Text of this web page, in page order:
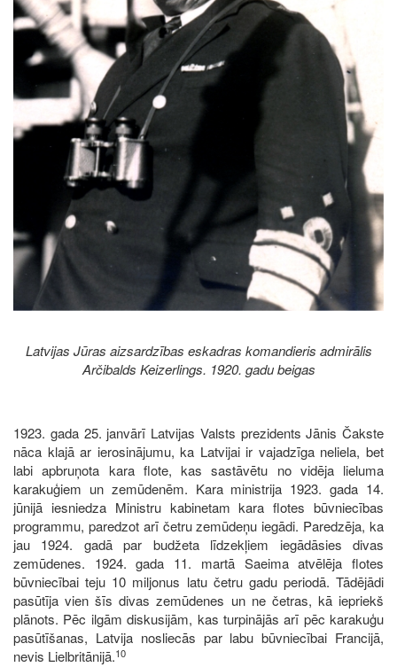
Latvijas Jūras aizsardzības eskadras komandieris admirālis
Arčibalds Keizerlings. 1920. gadu beigas
1923. gada 25. janvārī Latvijas Valsts prezidents Jānis Čakste
nāca klajā ar ierosinājumu, ka Latvijai ir vajadzīga neliela, bet
labi apbruņota kara flote, kas sastāvētu no vidēja lieluma
karakuģiem un zemūdenēm. Kara ministrija 1923. gada 14.
jūnijā iesniedza Ministru kabinetam kara flotes būvniecības
programmu, paredzot arī četru zemūdeņu iegādi. Paredzēja, ka
jau 1924. gadā par budžeta līdzekļiem iegādāsies divas
zemūdenes. 1924. gada 11. martā Saeima atvēlēja flotes
būvniecībai teju 10 miljonus latu četru gadu periodā. Tādējādi
pasūtīja vien šīs divas zemūdenes un ne četras, kā iepriekš
plānots. Pēc ilgām diskusijām, kas turpinājās arī pēc karakuģu
pasūtīšanas, Latvija nosliecās par labu būvniecībai Francijā,
nevis Lielbritānijā.10